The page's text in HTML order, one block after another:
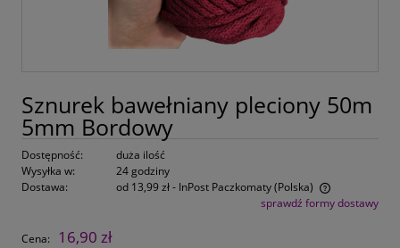
Sznurek bawełniany pleciony 50m
5mm Bordowy
Dostępność:
duża ilość
Wysyłka w:
24 godziny
Dostawa:
od 13,99 zł- InPost Paczkomaty(Polska)
Cena nie zawiera ewentualnych kosztów płatnościsprawdź formy dostawy
Cena: 16,90 zł